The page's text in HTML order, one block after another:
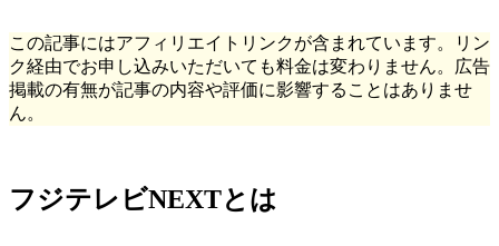
この記事にはアフィリエイトリンクが含まれています。リン
ク経由でお申し込みいただいても料金は変わりません。広告
掲載の有無が記事の内容や評価に影響することはありませ
ん。
フジテレビNEXTとは